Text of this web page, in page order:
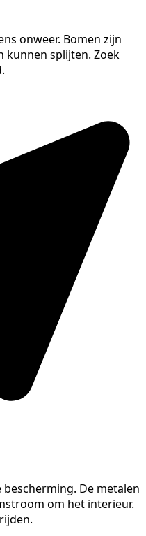
onweer. Bomen zijn
kunnen splijten. Zoek
De metalen
om het interieur.